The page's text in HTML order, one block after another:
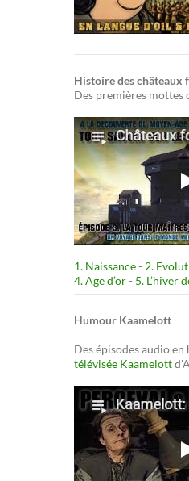
Histoire des châteaux
Des premières mottes
1. Naissance- 2.
4. Age d’or- 5. L’hiver
Humour Kaamelott
Des épisodes audio en
télévisée Kaamelott